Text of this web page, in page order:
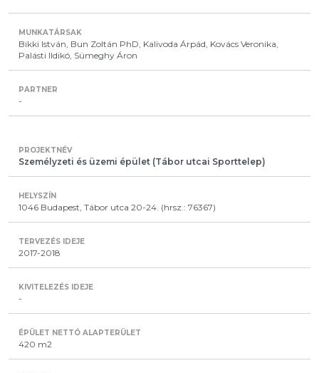
Bikki István, Bun Zoltán PhD, Kalivoda Árpád, Kovács Veronika,
Palásti Ildikó, Sümeghy Áron
-
Személyzeti és üzemi épület (Tábor utcai Sporttelep)
1046 Budapest, Tábor utca 20-24. (hrsz.: 76367)
2017-2018
-
420 m2